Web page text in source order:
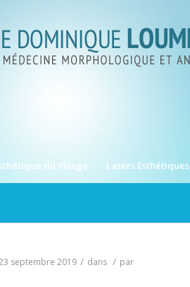
du Visage Lasers Esthétiques
septembre 2019 / dans / par